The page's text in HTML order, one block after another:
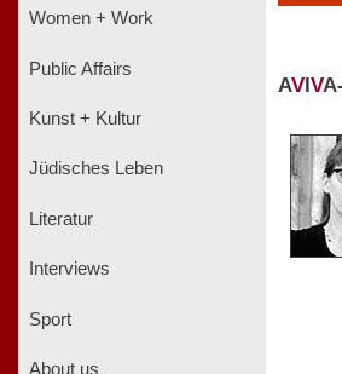
Women + Work
Public Affairs
Kunst + Kultur
Jüdisches Leben
Literatur
Interviews
Sport
About us
AV V